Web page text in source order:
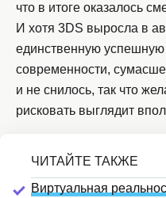
что в итоге оказалось
И хотя 3DS выросла в
единственную успешную
современности,
и не снилось, так что
рисковать выглядит
Виртуальная